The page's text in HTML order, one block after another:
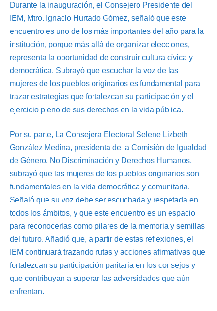
Durante la inauguración, el Consejero Presidente del
IEM, Mtro. Ignacio Hurtado Gómez, señaló que este
encuentro es uno de los más importantes del año para la
institución, porque más allá de organizar elecciones,
representa la oportunidad de construir cultura cívica y
democrática. Subrayó que escuchar la voz de las
mujeres de los pueblos originarios es fundamental para
trazar estrategias que fortalezcan su participación y el
ejercicio pleno de sus derechos en la vida pública.
Por su parte, La Consejera Electoral Selene Lizbeth
González Medina, presidenta de la Comisión de Igualdad
de Género, No Discriminación y Derechos Humanos,
subrayó que las mujeres de los pueblos originarios son
fundamentales en la vida democrática y comunitaria.
Señaló que su voz debe ser escuchada y respetada en
todos los ámbitos, y que este encuentro es un espacio
para reconocerlas como pilares de la memoria y semillas
del futuro. Añadió que, a partir de estas reflexiones, el
IEM continuará trazando rutas y acciones afirmativas que
fortalezcan su participación paritaria en los consejos y
que contribuyan a superar las adversidades que aún
enfrentan.